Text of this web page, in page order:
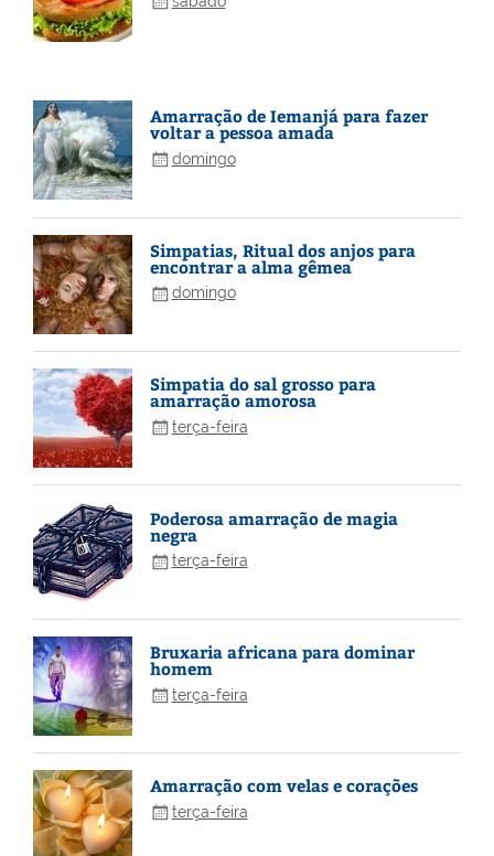
Amarração de Iemanjá para fazer
voltar a pessoa amada
domingo
Simpatias, Ritual dos anjos para
encontrar a alma gêmea
domingo
Simpatia do sal grosso para
amarração amorosa
terça-feira
Poderosa amarração de magia
negra
terça-feira
Bruxaria africana para dominar
homem
terça-feira
Amarração com velas e corações
terça-feira